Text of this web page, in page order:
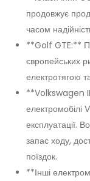
продовжує
часом
**Golf GTE:**
європейських
електротягою
**Volkswagen
електромобілі
експлуатації.
запас ходу,
поїздок.
**Інші